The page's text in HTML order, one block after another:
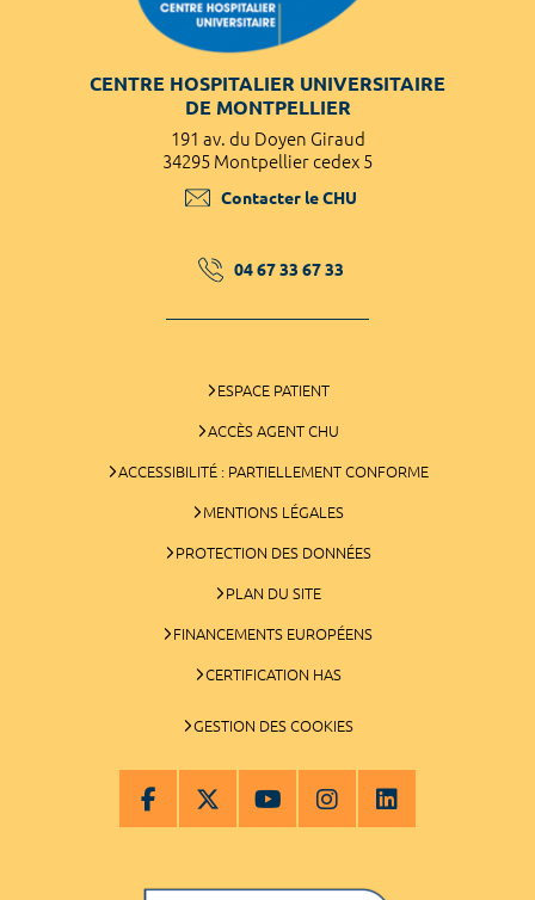
CENTRE HOSPITALIER UNIVERSITAIRE
DE MONTPELLIER
191 av. du Doyen Giraud
34295 Montpellier cedex 5
Contacter le CHU
04 67 33 67 33
ESPACE PATIENT
ACCÈS AGENT CHU
ACCESSIBILITÉ : PARTIELLEMENT CONFORME
MENTIONS LÉGALES
PROTECTION DES DONNÉES
PLAN DU SITE
FINANCEMENTS EUROPÉENS
CERTIFICATION HAS
GESTION DES COOKIES